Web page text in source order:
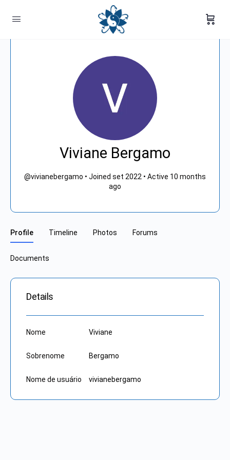
Viviane Bergamo
@vivianebergamo • Joined set 2022 • Active 10 months
ago
Profile Timeline Photos Forums
Documents
Details
Nome Viviane
Sobrenome Bergamo
Nome de usuário vivianebergamo